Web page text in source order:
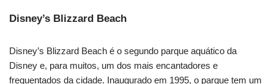
Disney’s Blizzard Beach
Disney’s Blizzard Beach é o segundo parque aquático da
Disney e, para muitos, um dos mais encantadores e
frequentados da cidade. Inaugurado em 1995, o parque tem um